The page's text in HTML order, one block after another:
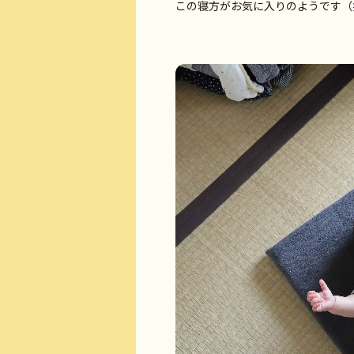
この寝方がお気に入りのようです